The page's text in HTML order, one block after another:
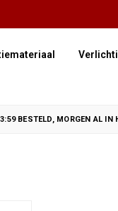
BESTELD, MORGEN AL IN